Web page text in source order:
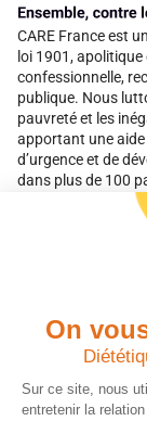
On
Sur ce site, nous
entretenir la
CARE France est
loi 1901, apolitique
confessionnelle,
publique. Nous
pauvreté et les
apportant une
d’urgence et de
dans plus de 100
qu’elles sont les
victimes des
les femmes et les
Quels avantages
Chaque don
association
publique comme